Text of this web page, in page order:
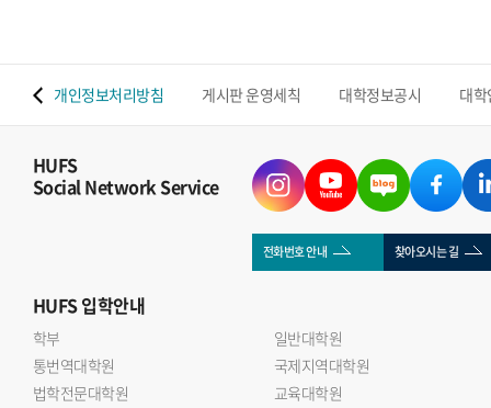
개인정보처리방침 게시판 운영세칙 대학정보공시 대
HUFS
Social Network Service
전화번호 안내 찾아오시는 길
HUFS입학안내
학부
일반대학원
통번역대학원
국제지역대학원
법학전문대학원
교육대학원